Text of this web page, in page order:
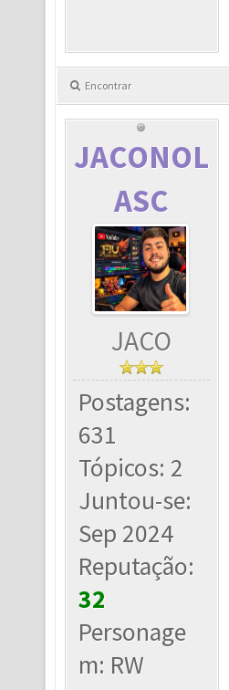
Encontrar
JACONOL
ASC
JACO
Postagens:
631
Tópicos: 2
Juntou-se:
Sep 2024
Reputação:
32
Personage
m: RW